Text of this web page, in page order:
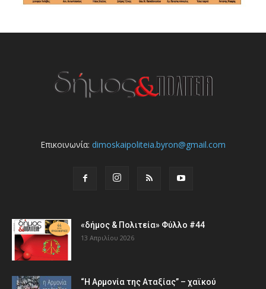
Επικοινωνία: dimoskaipoliteia.byron@gmail.com
«δήμος & Πολιτεία» Φύλλο #44
13 Απριλίου 2026
“Η Αρμονία της Αταξίας” – χαϊκού